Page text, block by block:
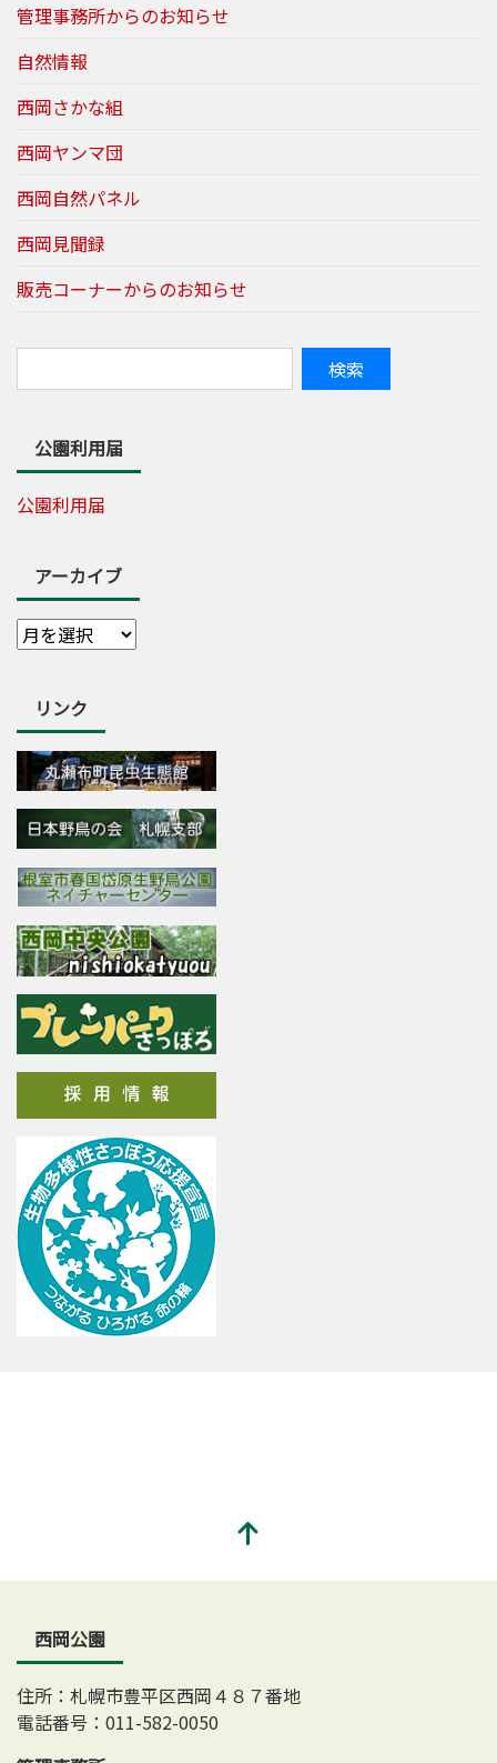
管理事務所からのお知らせ
自然情報
西岡さかな組
西岡ヤンマ団
西岡自然パネル
西岡見聞録
販売コーナーからのお知らせ
公園利用届
公園利用届
アーカイブ
リンク
西岡公園
住所：札幌市豊平区西岡４８７番地
電話番号：011-582-0050